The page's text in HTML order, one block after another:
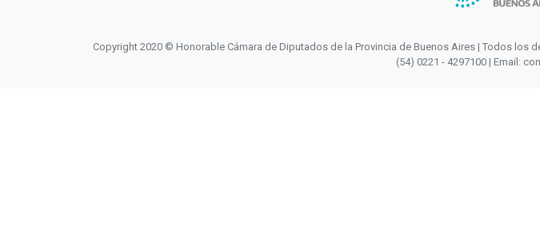
Copyright 2020 © Honorable Cámara de Diputados de la Provincia de Buenos Aires | Todos los
(54) 0221 - 4297100 | Email: